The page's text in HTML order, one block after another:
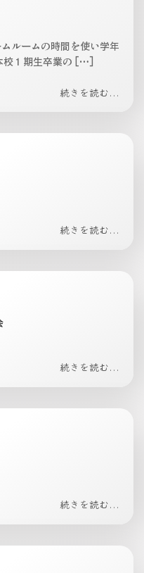
ルームの時間を使い学年
校１期生卒業の […]
続きを読む...
続きを読む...
続きを読む...
続きを読む...